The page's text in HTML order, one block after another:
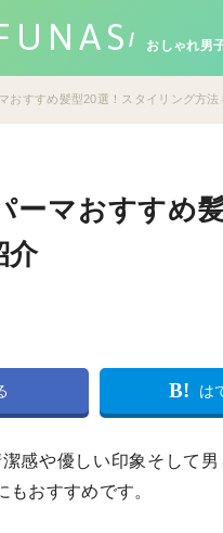
おしゃれ男
おすすめ髪型20選！スタイリング方法
マおすすめ
介
B! は
感や優しい印象そして
おすすめです。